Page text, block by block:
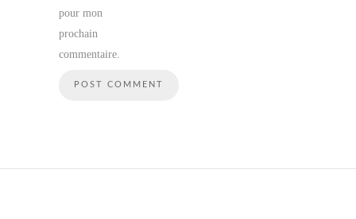
pour mon
prochain
commentaire.